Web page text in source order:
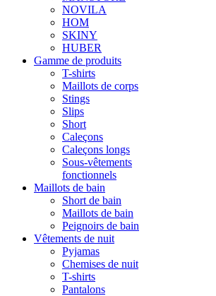
NOVILA
HOM
SKINY
HUBER
Gamme de produits
T-shirts
Maillots de corps
Stings
Slips
Short
Caleçons
Caleçons longs
Sous-vêtements
fonctionnels
Maillots de bain
Short de bain
Maillots de bain
Peignoirs de bain
Vêtements de nuit
Pyjamas
Chemises de nuit
T-shirts
Pantalons